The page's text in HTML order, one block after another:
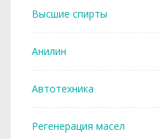
Высшие спирты
Анилин
Автотехника
Регенерация масел